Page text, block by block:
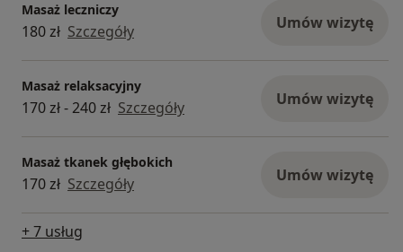
Masaż leczniczy
180 zł Szczegóły Umów wizytę
Masaż relaksacyjny
170 zł - 240 zł Szczegóły Umów wizytę
Masaż tkanek głębokich
170 zł Szczegóły Umów wizytę
+ 7 usług